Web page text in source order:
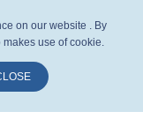
on our website . By
use of cookie.